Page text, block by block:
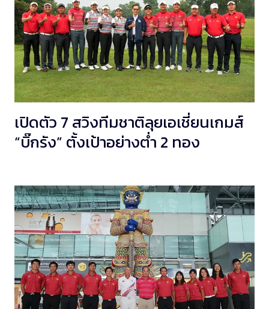
เปิดตัว 7 สวิงทีมชาติลุยเอเชี่ยนเกมส์
“บิ๊กรัง” ตั้งเป้าอย่างต่ำ 2 ทอง